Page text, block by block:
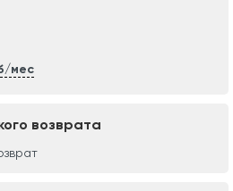
мес
возврата